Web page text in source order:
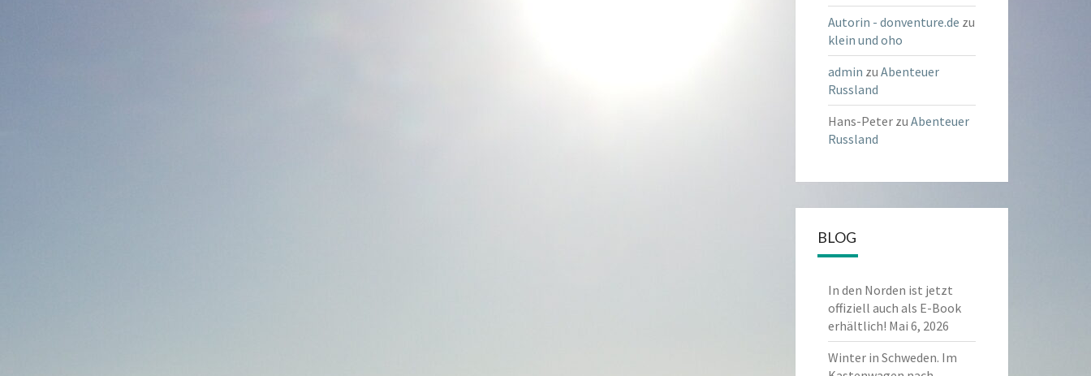
Autorin - donventure.de zu
klein und oho
admin zu Abenteuer
Russland
Hans-Peterzu Abenteuer
Russland
BLOG
In den Norden ist jetzt
offiziell auch als E-Book
erhältlich! Mai 6, 2026
Winter in Schweden. Im